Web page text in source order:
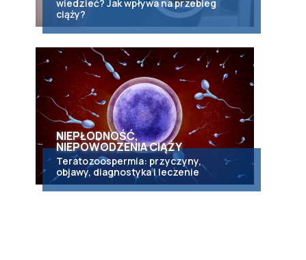
wiedzieć? Jak wpływa na przebieg
ciąży?
NIEPŁODNOŚĆ,
NIEPOWODZENIA CIĄŻY
Teratozoospermia: przyczyny,
objawy, diagnostyka i leczenie